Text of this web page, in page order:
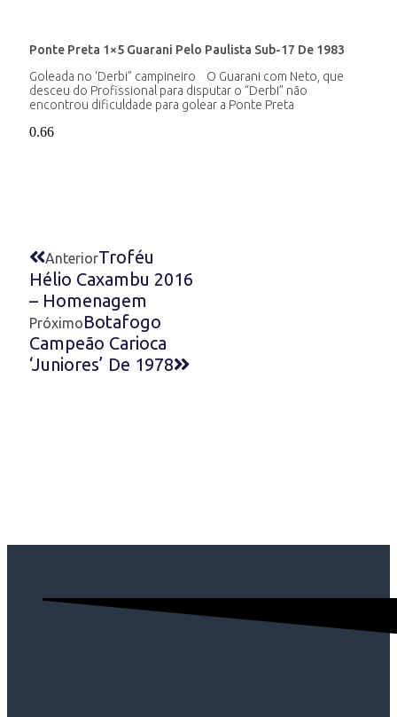
Ponte Preta 1×5 Guarani Pelo Paulista Sub-17 De 1983
Goleada no ‘Derbi” campineiro O Guarani com Neto, que
desceu do Profissional para disputar o “Derbi” não
encontrou dificuldade para golear a Ponte Preta
AnteriorTroféu
Hélio Caxambu 2016
– Homenagem
PróximoBotafogo
Campeão Carioca
‘Juniores’ De 1978